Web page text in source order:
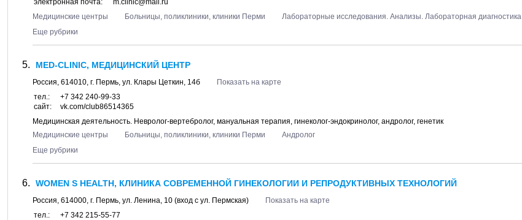
электронная почта:
m.clinic@mail.ru
Медицинские центры
Больницы, поликлиники, клиники Перми
Лабораторные исследования. Анализы. Лабораторная диагностика
Еще рубрики
MED-CLINIC, МЕДИЦИНСКИЙ ЦЕНТР
Россия, 614010, г. Пермь, ул. Клары Цеткин, 14б
Показать на карте
тел.:
+7 342 240-99-33
сайт:
vk.com/club86514365
Медицинская деятельность. Невролог-вертебролог, мануальная терапия, гинеколог-эндокринолог, андролог, генетик
Медицинские центры
Больницы, поликлиники, клиники Перми
Андролог
Еще рубрики
WOMEN S HEALTH, КЛИНИКА СОВРЕМЕННОЙ ГИНЕКОЛОГИИ И РЕПРОДУКТИВНЫХ ТЕХНОЛОГИЙ
Россия, 614000, г. Пермь, ул. Ленина, 10 (вход с ул. Пермская)
Показать на карте
тел.:
+7 342 215-55-77